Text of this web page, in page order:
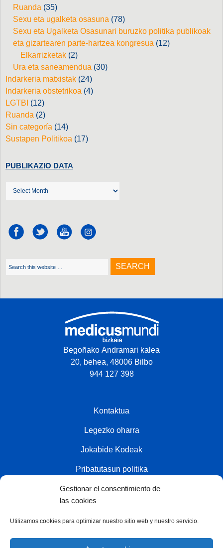
Gestionar el consentimiento de
las cookies
Utilizamos cookies para optimizar nuestro sitio web y nuestro servicio.
Ruanda (35)
Sexu eta ugalketa osasuna (78)
Sexu eta Ugalketa Osasunari buruzko politika publikoak
eta gizartearen parte-hartzea kongresua (12)
Elkarrizketak (2)
Ura eta saneamendua (30)
Indarkeria matxistak (24)
Indarkeria obstetrikoa (4)
LGTBI (12)
Ruanda (2)
Sin categoría (14)
Sustapen Politikoa (17)
PUBLIKAZIO DATA
Begoñako Andramari kalea
20, behea, 48006 Bilbo
944 127 398
Kontaktua
Legezko oharra
Jokabide Kodeak
Pribatutasun politika
Cookien politika